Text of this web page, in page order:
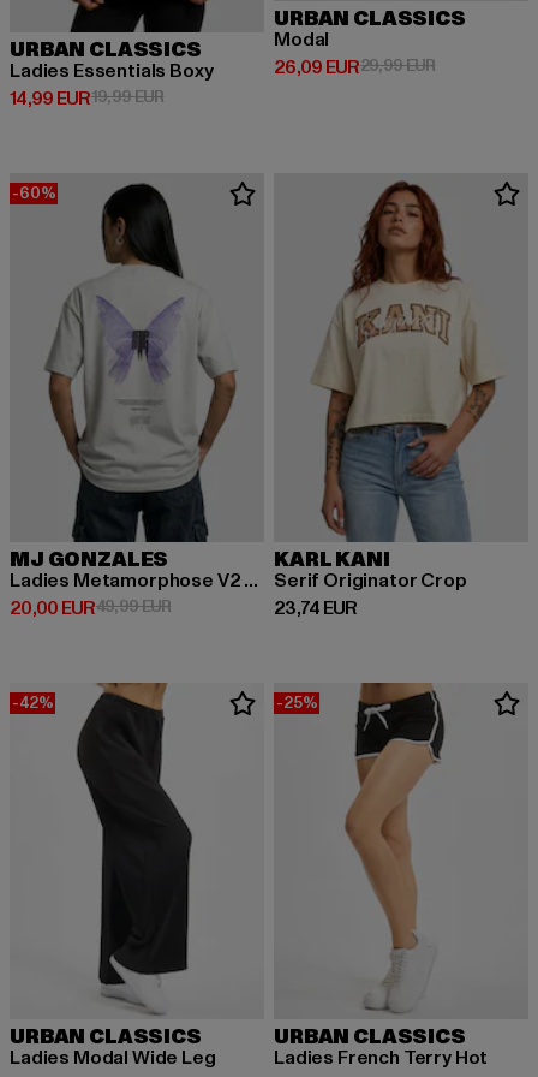
URBAN CLASSICS
Ladies Essentials Boxy
14,99 EUR
Derzeitiger Preis: 14,99 EUR
19,99 EURAktionspreis: 19,99 EUR
URBAN CLASSICS
Modal
26,09 EUR
Derzeitiger Preis: 26,09 EUR
29,99 EURAktionspreis:
-60%
MJ GONZALES
Ladies Metamorphose V2 x Heavy Oversized
20,00 EUR
Derzeitiger Preis: 20,00 EUR
49,99 EURAktionspreis: 49,99 EUR
KARL KANI
Serif Originator Crop
23,74 EUR
Derzeitiger Preis: 23,74 EUR
-42%
URBAN CLASSICS
Ladies Modal Wide Leg
-25%
URBAN CLASSICS
Ladies French Terry Hot